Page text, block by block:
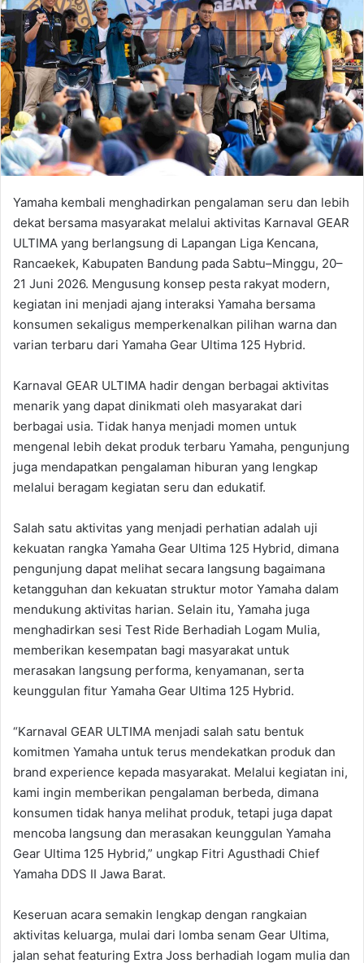
Yamaha kembali menghadirkan pengalaman seru dan lebih
dekat bersama masyarakat melalui aktivitas Karnaval GEAR
ULTIMA yang berlangsung di Lapangan Liga Kencana,
Rancaekek, Kabupaten Bandung pada Sabtu–Minggu, 20–
21 Juni 2026. Mengusung konsep pesta rakyat modern,
kegiatan ini menjadi ajang interaksi Yamaha bersama
konsumen sekaligus memperkenalkan pilihan warna dan
varian terbaru dari Yamaha Gear Ultima 125 Hybrid.
Karnaval GEAR ULTIMA hadir dengan berbagai aktivitas
menarik yang dapat dinikmati oleh masyarakat dari
berbagai usia. Tidak hanya menjadi momen untuk
mengenal lebih dekat produk terbaru Yamaha, pengunjung
juga mendapatkan pengalaman hiburan yang lengkap
melalui beragam kegiatan seru dan edukatif.
Salah satu aktivitas yang menjadi perhatian adalah uji
kekuatan rangka Yamaha Gear Ultima 125 Hybrid, dimana
pengunjung dapat melihat secara langsung bagaimana
ketangguhan dan kekuatan struktur motor Yamaha dalam
mendukung aktivitas harian. Selain itu, Yamaha juga
menghadirkan sesi Test Ride Berhadiah Logam Mulia,
memberikan kesempatan bagi masyarakat untuk
merasakan langsung performa, kenyamanan, serta
keunggulan fitur Yamaha Gear Ultima 125 Hybrid.
“Karnaval GEAR ULTIMA menjadi salah satu bentuk
komitmen Yamaha untuk terus mendekatkan produk dan
brand experience kepada masyarakat. Melalui kegiatan ini,
kami ingin memberikan pengalaman berbeda, dimana
konsumen tidak hanya melihat produk, tetapi juga dapat
mencoba langsung dan merasakan keunggulan Yamaha
Gear Ultima 125 Hybrid,” ungkap Fitri Agusthadi Chief
Yamaha DDS II Jawa Barat.
Keseruan acara semakin lengkap dengan rangkaian
aktivitas keluarga, mulai dari lomba senam Gear Ultima,
jalan sehat featuring Extra Joss berhadiah logam mulia dan